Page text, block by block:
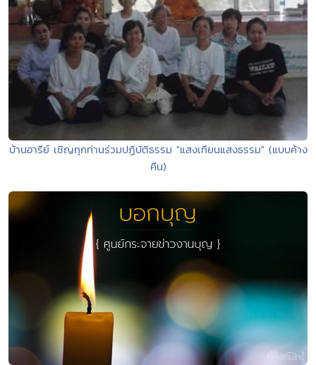
บ้านอารีย์ เชิญทุกท่านร่วมปฏิบัติธรรม "แสงเทียนแสงธรรม" (แบบค้าง
คืน)